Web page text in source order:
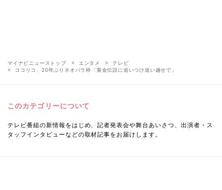
マイナビニューストップ エンタメ
テレビ
ココリコ、20年ぶりネオバラ枠「黄金伝説に追いつけ追い越せで」
このカテゴリーについて
テレビ番組の新情報をはじめ、記者発表会や舞台あいさつ、出演者・ス
タッフインタビューなどの取材記事をお届けします。